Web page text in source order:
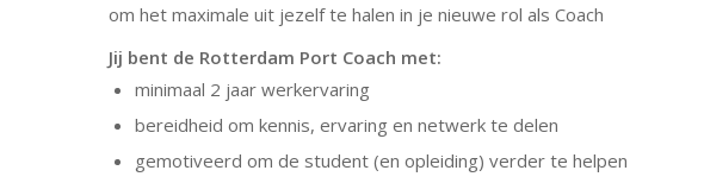
om het maximale uit jezelf te halen in je nieuwe rol als Coach
Jij bent de Rotterdam Port Coach met:
minimaal 2 jaar werkervaring
bereidheid om kennis, ervaring en netwerk te delen
gemotiveerd om de student (en opleiding) verder te helpen